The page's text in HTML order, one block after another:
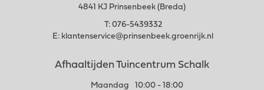
4841 KJ Prinsenbeek (Breda)
T: 076-5439332
E: klantenservice@prinsenbeek.groenrijk.nl
Afhaaltijden Tuincentrum Schalk
Maandag
10:00 - 18:00